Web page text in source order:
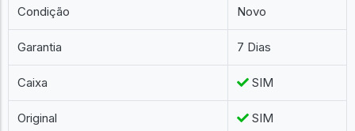
Condição Novo
Garantia 7 Dias
Caixa SIM
Original SIM